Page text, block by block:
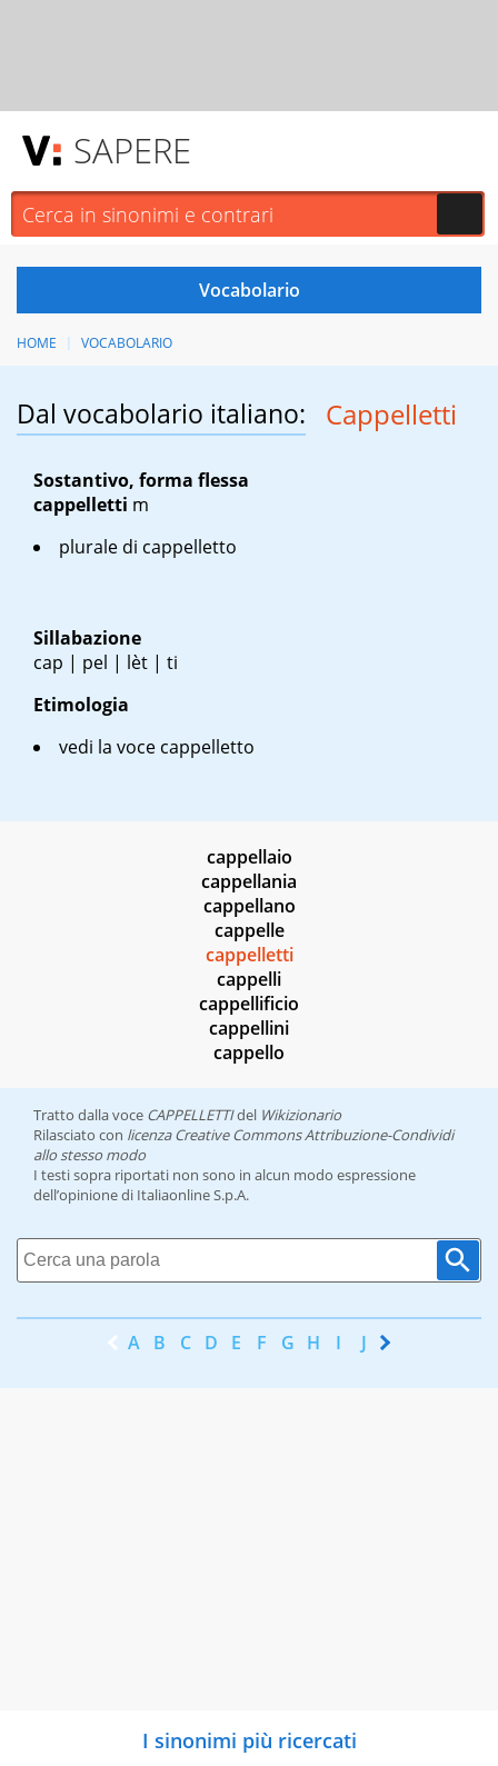
SAPERE
HOME VOCABOLARIO
Dal vocabolario italiano: Cappelletti
Sostantivo, forma flessa
cappelletti m
plurale di cappelletto
Sillabazione
cap | pel | lèt | ti
Etimologia
vedi la voce cappelletto
cappellaio
cappellania
cappellano
cappelle
cappelletti
cappelli
cappellificio
cappellini
cappello
Tratto dalla voce CAPPELLETTIdel Wikizionario
Rilasciato con licenza Creative Commons Attribuzione-Condividi
allo stesso modo
I testi sopra riportati non sono in alcun modo espressione
dell’opinione di Italiaonline S.p.A.
A B C D E F G H I J K
I sinonimi più ricercati